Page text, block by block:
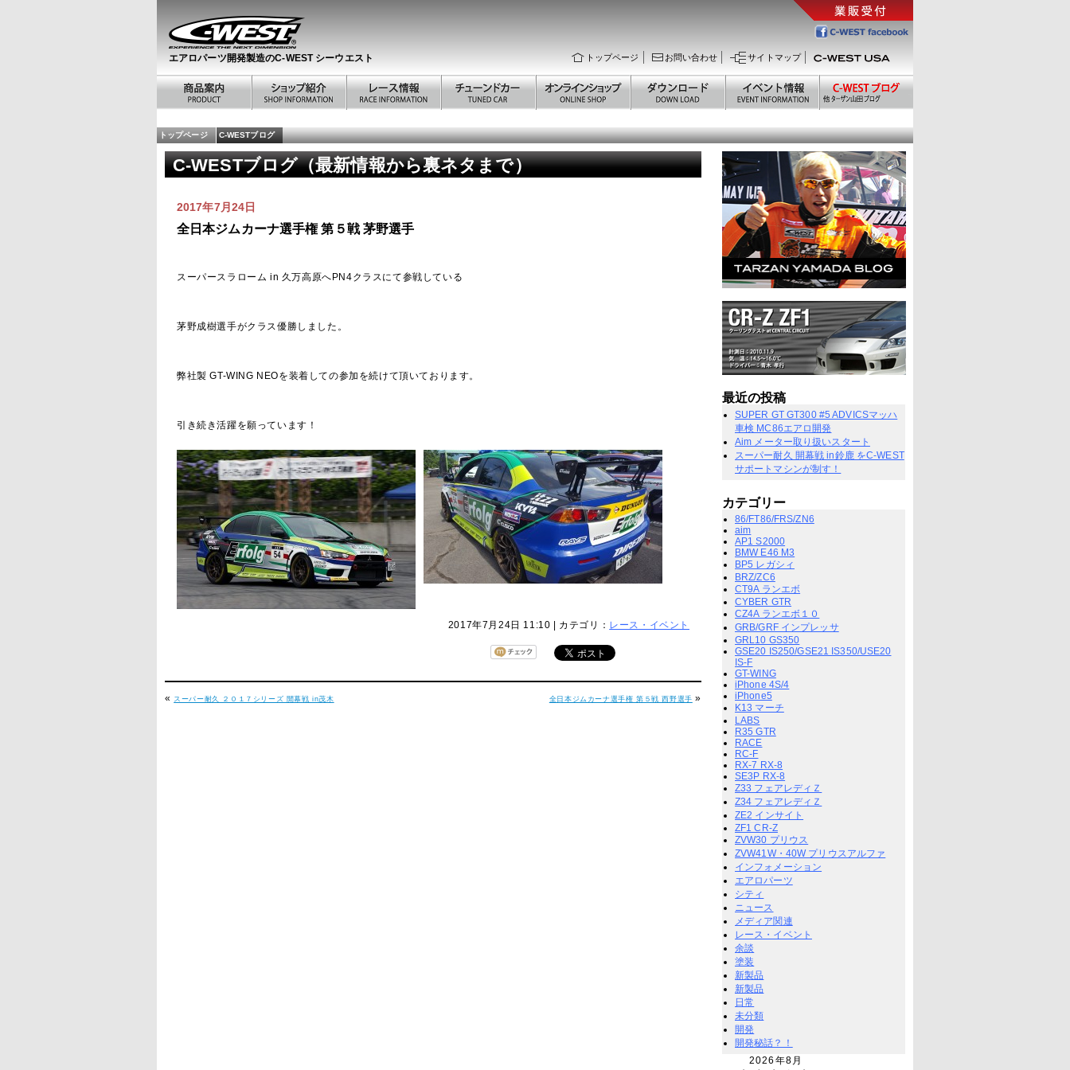
エアロパーツ開発製造のC-WEST シーウエスト トップページ お問い合わせ サイトマップ
トップページ C-WESTブログ
C-WESTブログ（最新情報から裏ネタまで）
2017年7月24日
全日本ジムカーナ選手権 第５戦 茅野選手
スーパースラローム in 久万高原へPN4クラスにて参戦している
茅野成樹選手がクラス優勝しました。
弊社製 GT-WING NEOを装着しての参加を続けて頂いております。
引き続き活躍を願っています！
2017年7月24日 11:10 | カテゴリ： レース・イベント
« スーパー耐久 ２０１７シリーズ 開幕戦 in茂木 全日本ジムカーナ選手権 第５戦 西野選手 »
最近の投稿
SUPER GT GT300 #5 ADVICSマッハ
車検 MC86エアロ開発
Aim メーター取り扱いスタート
スーパー耐久 開幕戦 in鈴鹿 をC-WEST
サポートマシンが制す！
カテゴリー
86/FT86/FRS/ZN6
aim
AP1 S2000
BMW E46 M3
BP5 レガシィ
BRZ/ZC6
CT9A ランエボ
CYBER GTR
CZ4A ランエボ１０
GRB/GRF インプレッサ
GRL10 GS350
GSE20 IS250/GSE21 IS350/USE20
IS-F
GT-WING
iPhone 4S/4
iPhone5
K13 マーチ
LABS
R35 GTR
RACE
RC-F
RX-7 RX-8
SE3P RX-8
Z33 フェアレディＺ
Z34 フェアレディＺ
ZE2 インサイト
ZF1 CR-Z
ZVW30 プリウス
ZVW41W・40W プリウスアルファ
インフォメーション
エアロパーツ
シティ
ニュース
メディア関連
レース・イベント
余談
塗装
新製品
新製品
日常
未分類
開発
開発秘話？！
2026年8月